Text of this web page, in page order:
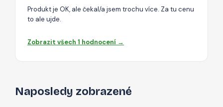
Produkt je OK, ale čekal/a jsem trochu více. Za tu cenu
to ale ujde.
Zobrazit všech 1 hodnocení →
Naposledy zobrazené